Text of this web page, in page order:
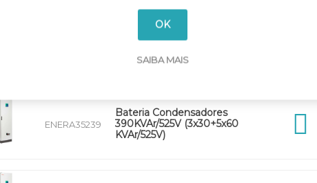
KVAr/525V)
ENERA35239
Bateria Condensadores
390KVAr/525V (3x30+5x60
KVAr/525V)
OK
SAIBA MAIS